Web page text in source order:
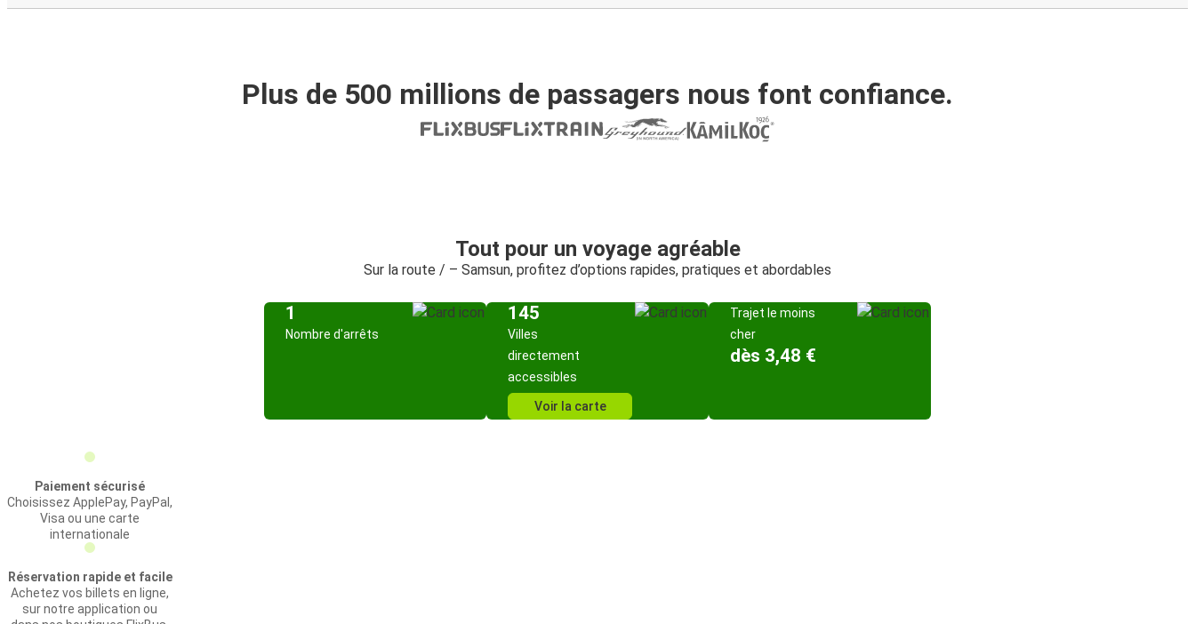
Plus de 500 millions de passagers nous font confiance.
Tout pour un voyage agréable
Sur la route / – Samsun, profitez d’options rapides, pratiques et abordables
1
Nombre d'arrêts
145
Villes
directement
accessibles
Voir la carte
Trajet le moins
cher
dès 3,48 €
Paiement sécurisé
Choisissez ApplePay, PayPal,
Visa ou une carte
internationale
Réservation rapide et facile
Achetez vos billets en ligne,
sur notre application ou